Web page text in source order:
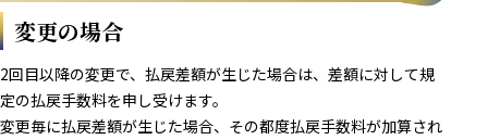
変更の場合
2回目以降の変更で、払戻差額が生じた場合は、差額に対して規
定の払戻手数料を申し受けます。
変更毎に払戻差額が生じた場合、その都度払戻手数料が加算され